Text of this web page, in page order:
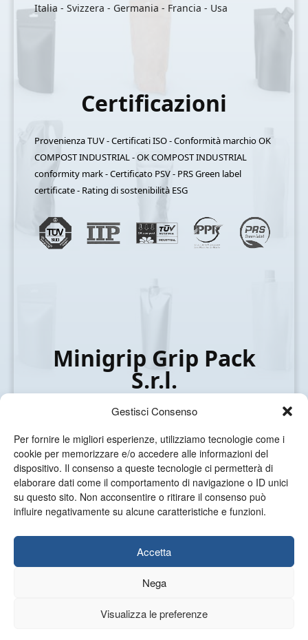
Gestisci Consenso
Per fornire le migliori esperienze, utilizziamo tecnologie come i
cookie per memorizzare e/o accedere alle informazioni del
dispositivo. Il consenso a queste tecnologie ci permetterà di
elaborare dati come il comportamento di navigazione o ID unici
su questo sito. Non acconsentire o ritirare il consenso può
influire negativamente su alcune caratteristiche e funzioni.
Accetta
Nega
Visualizza le preferenze
Italia - Svizzera - Germania - Francia - Usa
Certificazioni
Provenienza TUV - Certificati ISO - Conformità marchio OK
COMPOST INDUSTRIAL - OK COMPOST INDUSTRIAL
conformity mark - Certificato PSV - PRS Green label
certificate - Rating di sostenibilità ESG
Minigrip Grip Pack
S.r.l.
Via C. C. Bonacossa, 172 - 27020 Dorno (PV) Italy
Tel. +39 0382.81.21.42 - Fax +39 0382.84.109
comm@minigrip.it - www.minigrip.it
Cookie Policy (UE)
Procedure Whistleblowing Codice Etico